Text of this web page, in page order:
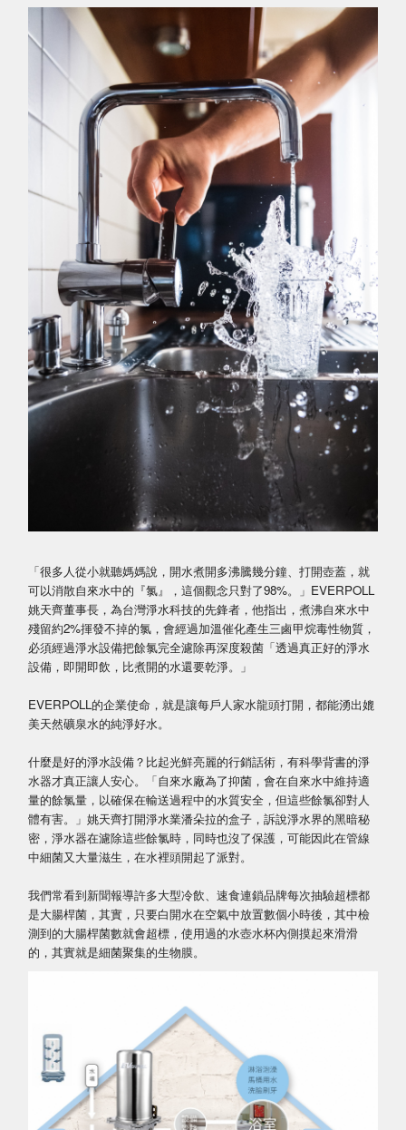
「很多人從小就聽媽媽說，開水煮開多沸騰幾分鐘、打開壺蓋，就
可以消散自來水中的『氯』，這個觀念只對了98%。」EVERPOLL
姚天齊董事長，為台灣淨水科技的先鋒者，他指出，煮沸自來水中
殘留約2%揮發不掉的氯，會經過加溫催化產生三鹵甲烷毒性物質，
必須經過淨水設備把餘氯完全濾除再深度殺菌「透過真正好的淨水
設備，即開即飲，比煮開的水還要乾淨。」
EVERPOLL的企業使命，就是讓每戶人家水龍頭打開，都能湧出媲
美天然礦泉水的純淨好水。
什麼是好的淨水設備？比起光鮮亮麗的行銷話術，有科學背書的淨
水器才真正讓人安心。「自來水廠為了抑菌，會在自來水中維持適
量的餘氯量，以確保在輸送過程中的水質安全，但這些餘氯卻對人
體有害。」姚天齊打開淨水業潘朵拉的盒子，訴說淨水界的黑暗秘
密，淨水器在濾除這些餘氯時，同時也沒了保護，可能因此在管線
中細菌又大量滋生，在水裡頭開起了派對。
我們常看到新聞報導許多大型冷飲、速食連鎖品牌每次抽驗超標都
是大腸桿菌，其實，只要白開水在空氣中放置數個小時後，其中檢
測到的大腸桿菌數就會超標，使用過的水壺水杯內側摸起來滑滑
的，其實就是細菌聚集的生物膜。